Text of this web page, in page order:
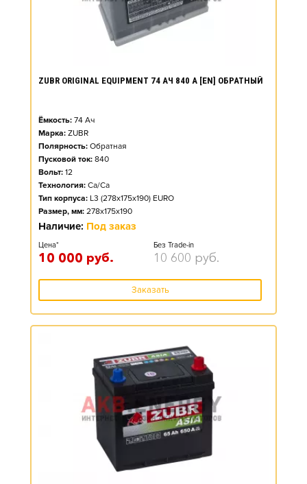
ZUBR ORIGINAL EQUIPMENT 74 АЧ 840 А [EN] ОБРАТНЫЙ
Ёмкость: 74 Ач
Марка: ZUBR
Полярность: Обратная
Пусковой ток: 840
Вольт: 12
Технология: Ca/Ca
Тип корпуса: L3 (278x175x190) EURO
Размер, мм: 278x175x190
Наличие: Под заказ
Цена*
10 000 руб.
Без Trade-in
10 600 руб.
Заказать